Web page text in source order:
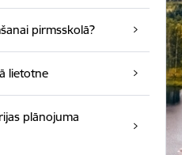
pirmsskolā?
lietotne
plānojuma